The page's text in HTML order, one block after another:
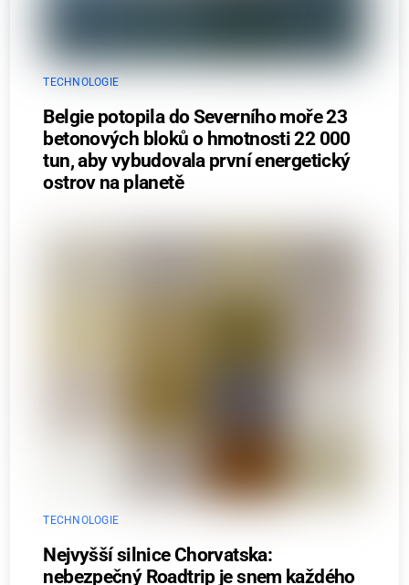
TECHNOLOGIE
Belgie potopila do Severního moře 23
betonových bloků o hmotnosti 22 000
tun, aby vybudovala první energetický
ostrov na planetě
TECHNOLOGIE
Nejvyšší silnice Chorvatska:
nebezpečný Roadtrip je snem každého